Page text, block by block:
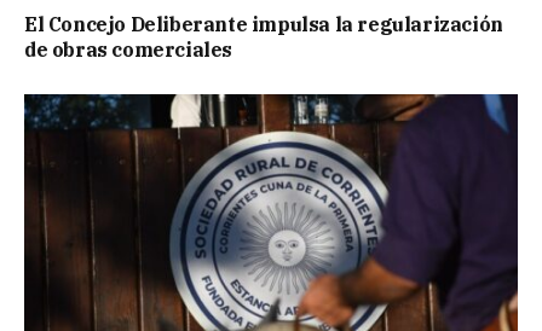
El Concejo Deliberante impulsa la regularización
de obras comerciales